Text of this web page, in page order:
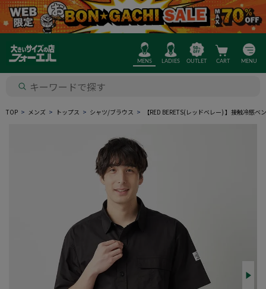
MENS LADIES OUTLET CART MENU
TOP メンズ トップス シャツ/ブラウス 【RED BERETS(レッドベレー) 】接触冷感